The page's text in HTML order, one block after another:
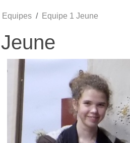
Equipes Equipe 1 Jeune
•